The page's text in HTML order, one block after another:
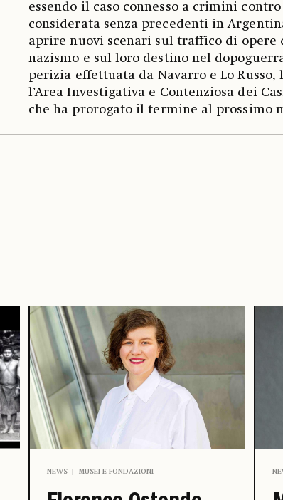
essendo il caso connesso a crimini contro
considerata senza precedenti in
aprire nuovi scenari sul traffico di opere
nazismo e sul loro destino nel
perizia effettuata da Navarro e Lo Russo,
l’Area Investigativa e Contenziosa dei
che ha prorogato il termine al prossimo
NEWS MUSEI E FONDAZIONI